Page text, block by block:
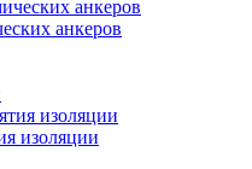
анкеров
изоляции